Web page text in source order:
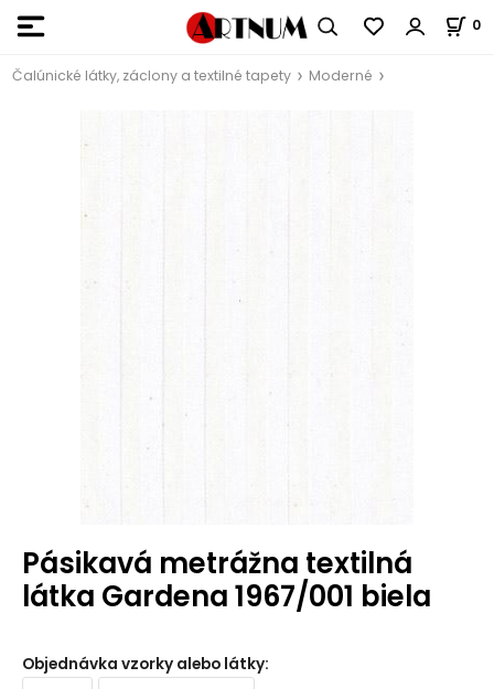
0
Čalúnické látky, záclony a textilné tapety Moderné
Pásikavá metrážna textilná
látka Gardena 1967/001 biela
Objednávka vzorky alebo látky: